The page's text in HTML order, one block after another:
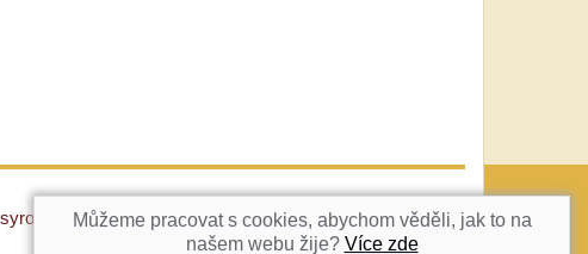
NAHORU
box.cz
Můžeme pracovat s cookies, abychom věděli, jak to na
našem webu žije? Více zde